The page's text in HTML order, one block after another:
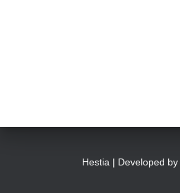
Hestia | Developed by